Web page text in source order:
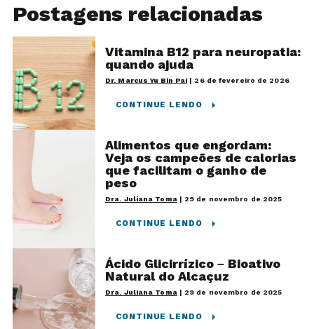
Postagens relacionadas
Vitamina B12 para neuropatia:
quando ajuda
Dr. Marcus Yu Bin Pai | 26 de fevereiro de 2026
CONTINUE LENDO
Alimentos que engordam:
Veja os campeões de calorias
que facilitam o ganho de
peso
Dra. Juliana Toma| 29 de novembro de 2025
CONTINUE LENDO
Ácido Glicirrízico – Bioativo
Natural do Alcaçuz
Dra. Juliana Toma| 29 de novembro de 2025
CONTINUE LENDO